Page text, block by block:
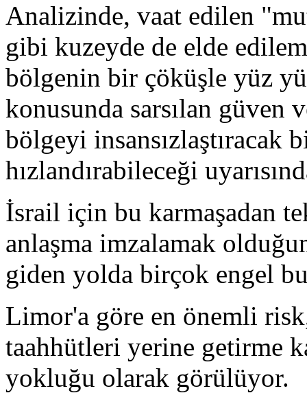
Analizinde, vaat edilen
gibi kuzeyde de elde
bölgenin bir çöküşle yüz
konusunda sarsılan
bölgeyi insansızlaştıracak
hızlandırabileceği
İsrail için bu karmaşadan
anlaşma imzalamak
giden yolda birçok engel
Limor'a göre en önemli
taahhütleri yerine getirme
yokluğu olarak görülüyor.